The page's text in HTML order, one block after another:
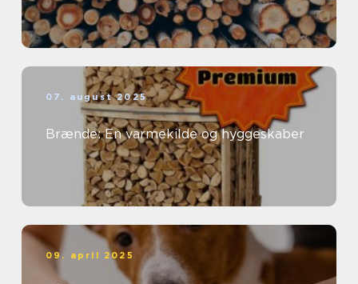
07. august 2025
Brænde: En varmekilde og hyggeskaber
09. april 2025